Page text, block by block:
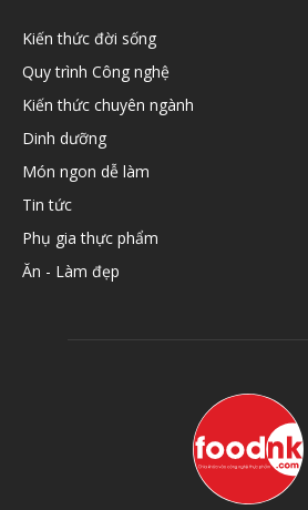
Kiến thức đời sống
Quy trình Công nghệ
Kiến thức chuyên ngành
Dinh dưỡng
Món ngon dễ làm
Tin tức
Phụ gia thực phẩm
Ăn - Làm đẹp